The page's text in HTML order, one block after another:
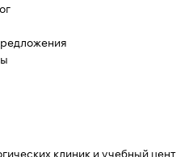
клиник и учебный